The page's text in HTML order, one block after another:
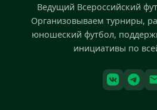
Ведущий Всероссийский
Организовываем турниры,
юношеский футбол,
инициативы по